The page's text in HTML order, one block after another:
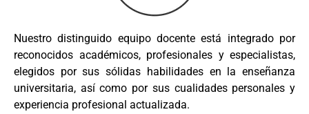
Nuestro distinguido equipo docente está integrado por
reconocidos académicos, profesionales y especialistas,
elegidos por sus sólidas habilidades en la enseñanza
universitaria, así como por sus cualidades personales y
experiencia profesional actualizada.